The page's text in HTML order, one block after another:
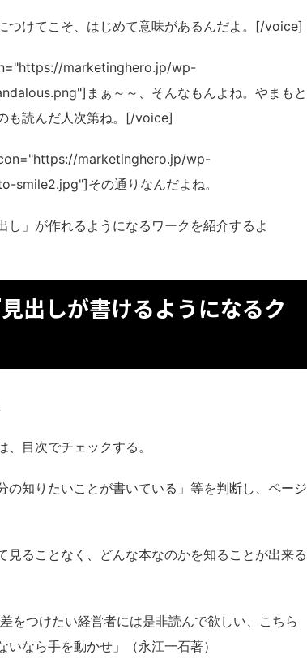
つけてこそ、はじめて意味があるんだよ。[/voice]
marketinghero.jp/wp-
まぁ～～、そんなもんよね。やまもと
も読んだ人次第ね。[/voice]
marketinghero.jp/wp-
その通りなんだよね。
し」が作れるようになるワークを紹介するよ
出しが書けるようになるク
目次でチェックする。
の知りたいことが書いている」等を判断し、ページ
見ることなく、どんな本なのかを知ることが出来る
をつけたい経営者には是非読んで欲しい、こちら
なら手を動かせ」（永江一石著）